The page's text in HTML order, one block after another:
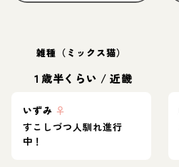
雑種（ミックス猫）
１歳半くらい /近畿
いずみ ♀
すこしづつ人馴れ進行
中！